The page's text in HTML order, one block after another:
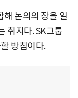
해 논의의 장을 일
취지다. SK그룹
방침이다.